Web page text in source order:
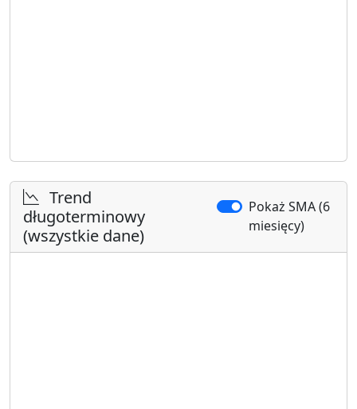
Trend
długoterminowy
(wszystkie dane)
Pokaż SMA (6
miesięcy)